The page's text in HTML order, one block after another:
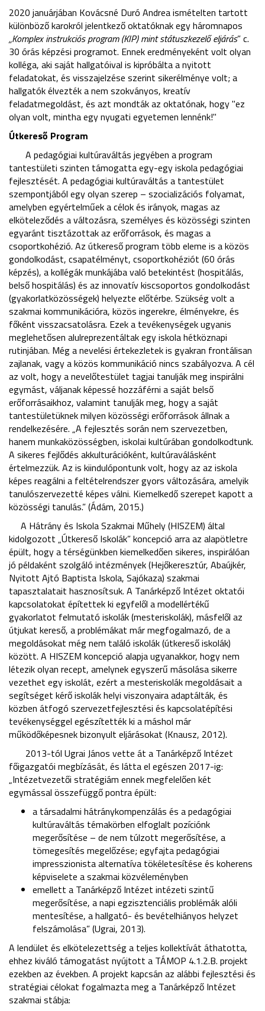
2020 januárjában Kovácsné Duró Andrea ismételten tartott
különböző karokról jelentkező oktatóknak egy háromnapos
„Komplex instrukciós program (KIP) mint státuszkezelő eljárás” c.
30 órás képzési programot. Ennek eredményeként volt olyan
kolléga, aki saját hallgatóival is kipróbálta a nyitott
feladatokat, és visszajelzése szerint sikerélménye volt; a
hallgatók élvezték a nem szokványos, kreatív
feladatmegoldást, és azt mondták az oktatónak, hogy "ez
olyan volt, mintha egy nyugati egyetemen lennénk!"
Útkereső Program
A pedagógiai kultúraváltás jegyében a program
tantestületi szinten támogatta egy-egy iskola pedagógiai
fejlesztését. A pedagógiai kultúraváltás a tantestület
szempontjából egy olyan szerep – szocializációs folyamat,
amelyben egyértelműek a célok és irányok, magas az
elköteleződés a változásra, személyes és közösségi szinten
egyaránt tisztázottak az erőforrások, és magas a
csoportkohézió. Az útkereső program több eleme is a közös
gondolkodást, csapatélményt, csoportkohéziót (60 órás
képzés), a kollégák munkájába való betekintést (hospitálás,
belső hospitálás) és az innovatív kiscsoportos gondolkodást
(gyakorlatközösségek) helyezte előtérbe. Szükség volt a
szakmai kommunikációra, közös ingerekre, élményekre, és
főként visszacsatolásra. Ezek a tevékenységek ugyanis
meglehetősen alulreprezentáltak egy iskola hétköznapi
rutinjában. Még a nevelési értekezletek is gyakran frontálisan
zajlanak, vagy a közös kommunikáció nincs szabályozva. A cél
az volt, hogy a nevelőtestület tagjai tanulják meg inspirálni
egymást, váljanak képessé hozzáférni a saját belső
erőforrásaikhoz, valamint tanulják meg, hogy a saját
tantestületüknek milyen közösségi erőforrások állnak a
rendelkezésére. „A fejlesztés során nem szervezetben,
hanem munkaközösségben, iskolai kultúrában gondolkodtunk.
A sikeres fejlődés akkulturációként, kultúraválásként
értelmezzük. Az is kiindulópontunk volt, hogy az az iskola
képes reagálni a feltételrendszer gyors változására, amelyik
tanulószervezetté képes válni. Kiemelkedő szerepet kapott a
közösségi tanulás.” (Ádám, 2015.)
A Hátrány és Iskola Szakmai Műhely (HISZEM) által
kidolgozott „Útkereső Iskolák” koncepció arra az alapötletre
épült, hogy a térségünkben kiemelkedően sikeres, inspirálóan
jó példaként szolgáló intézmények (Hejőkeresztúr, Abaújkér,
Nyitott Ajtó Baptista Iskola, Sajókaza) szakmai
tapasztalatait hasznosítsuk. A Tanárképző Intézet oktatói
kapcsolatokat építettek ki egyfelől a modellértékű
gyakorlatot felmutató iskolák (mesteriskolák), másfelől az
útjukat kereső, a problémákat már megfogalmazó, de a
megoldásokat még nem találó iskolák (útkereső iskolák)
között. A HISZEM koncepció alapja ugyanakkor, hogy nem
létezik olyan recept, amelynek egyszerű másolása sikerre
vezethet egy iskolát, ezért a mesteriskolák megoldásait a
segítséget kérő iskolák helyi viszonyaira adaptálták, és
közben átfogó szervezetfejlesztési és kapcsolatépítési
tevékenységgel egészítették ki a máshol már
működőképesnek bizonyult eljárásokat (Knausz, 2012).
2013-tól Ugrai János vette át a Tanárképző Intézet
főigazgatói megbízását, és látta el egészen 2017-ig:
„Intézetvezetői stratégiám ennek megfelelően két
egymással összefüggő pontra épült:
a társadalmi hátránykompenzálás és a pedagógiai
kultúraváltás témakörben elfoglalt pozíciónk
megerősítése – de nem túlzott megerősítése, a
tömegesítés megelőzése; egyfajta pedagógiai
impresszionista alternatíva tökéletesítése és koherens
képviselete a szakmai közvéleményben
emellett a Tanárképző Intézet intézeti szintű
megerősítése, a napi egzisztenciális problémák alóli
mentesítése, a hallgató- és bevételhiányos helyzet
felszámolása” (Ugrai, 2013).
A lendület és elkötelezettség a teljes kollektívát áthatotta,
ehhez kiváló támogatást nyújtott a TÁMOP 4.1.2.B. projekt
ezekben az években. A projekt kapcsán az alábbi fejlesztési és
stratégiai célokat fogalmazta meg a Tanárképző Intézet
szakmai stábja: